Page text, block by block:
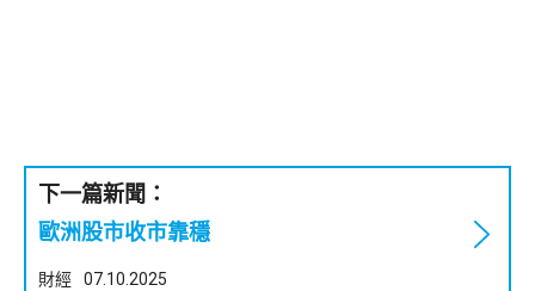
下一篇新聞：
歐洲股市收市靠穩
財經 07.10.2025